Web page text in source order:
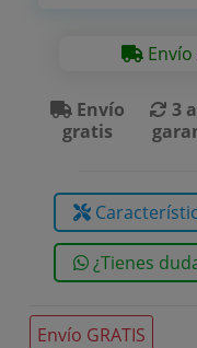
Envío GRATIS
Envío
gratis
3
¿Tienes